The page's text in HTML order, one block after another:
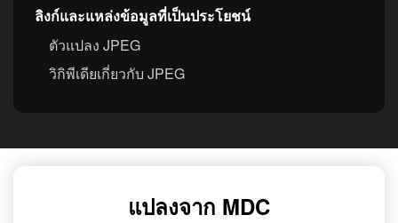
ลิงก์และแหล่งข้อมูลที่เป็นประโยชน์
ตัวแปลง JPEG
วิกิพีเดียเกี่ยวกับ JPEG
แปลงจาก MDC